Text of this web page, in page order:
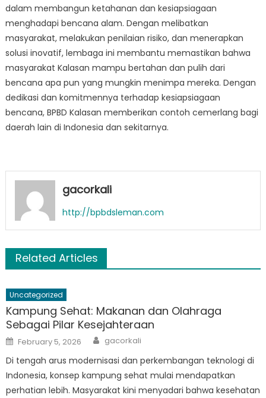
dalam membangun ketahanan dan kesiapsiagaan
menghadapi bencana alam. Dengan melibatkan
masyarakat, melakukan penilaian risiko, dan menerapkan
solusi inovatif, lembaga ini membantu memastikan bahwa
masyarakat Kalasan mampu bertahan dan pulih dari
bencana apa pun yang mungkin menimpa mereka. Dengan
dedikasi dan komitmennya terhadap kesiapsiagaan
bencana, BPBD Kalasan memberikan contoh cemerlang bagi
daerah lain di Indonesia dan sekitarnya.
gacorkali
http://bpbdsleman.com
Related Articles
Uncategorized
Kampung Sehat: Makanan dan Olahraga
Sebagai Pilar Kesejahteraan
Posted
on
February 5, 2026 Author
gacorkali
Di tengah arus modernisasi dan perkembangan teknologi di
Indonesia, konsep kampung sehat mulai mendapatkan
perhatian lebih. Masyarakat kini menyadari bahwa kesehatan